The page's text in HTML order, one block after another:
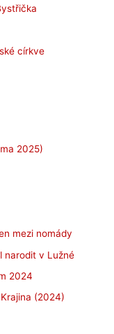
církve
2025)
mezi nomády
narodit v Lužné
2024
(2024)